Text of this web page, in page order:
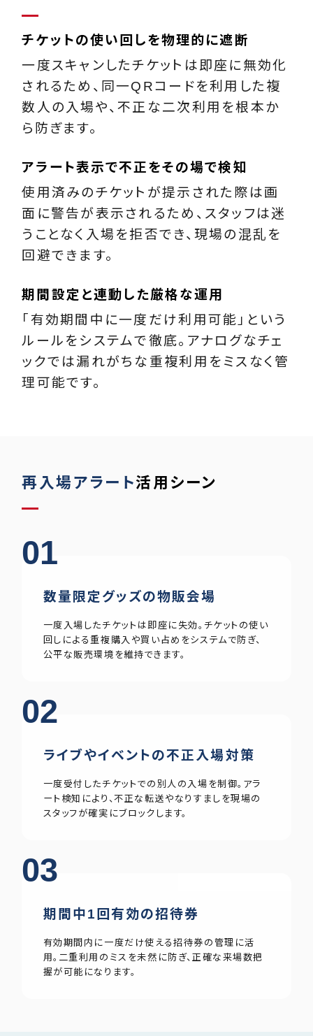
チケットの使い回しを物理的に遮断
一度スキャンしたチケットは即座に無効化
されるため、同一QRコードを利用した複
数人の入場や、不正な二次利用を根本か
ら防ぎます。
アラート表示で不正をその場で検知
使用済みのチケットが提示された際は画
面に警告が表示されるため、スタッフは迷
うことなく入場を拒否でき、現場の混乱を
回避できます。
期間設定と連動した厳格な運用
「有効期間中に一度だけ利用可能」という
ルールをシステムで徹底。アナログなチェ
ックでは漏れがちな重複利用をミスなく管
理可能です。
再入場アラート活用シーン
01
数量限定グッズの物販会場
一度入場したチケットは即座に失効。チケットの使い
回しによる重複購入や買い占めをシステムで防ぎ、
公平な販売環境を維持できます。
02
ライブやイベントの不正入場対策
一度受付したチケットでの別人の入場を制御。アラ
ート検知により、不正な転送やなりすましを現場の
スタッフが確実にブロックします。
03
期間中1回有効の招待券
有効期間内に一度だけ使える招待券の管理に活
用。二重利用のミスを未然に防ぎ、正確な来場数把
握が可能になります。